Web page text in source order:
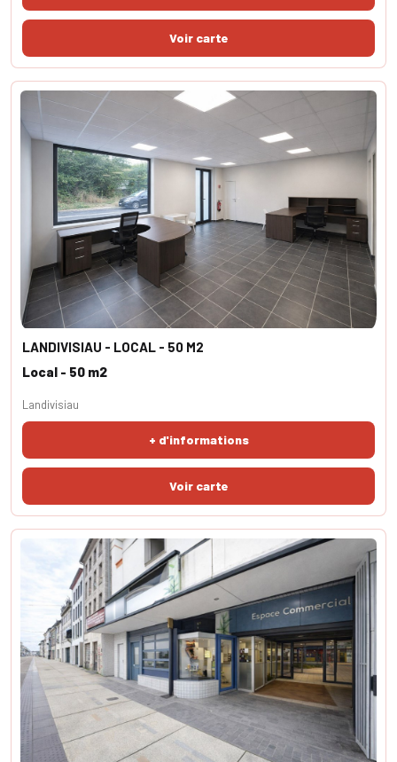
LANDIVISIAU - LOCAL - 50 M2
Local - 50 m2
+ d'informations
Landivisiau